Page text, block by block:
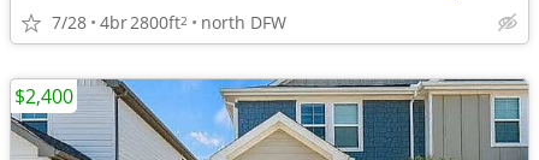
7/28 4br2800ft2 north DFW
$2,400